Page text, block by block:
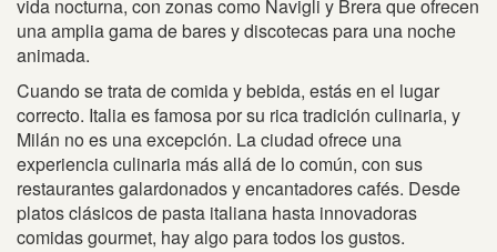
vida nocturna, con zonas como Navigli y Brera que ofrecen
una amplia gama de bares y discotecas para una noche
animada.
Cuando se trata de comida y bebida, estás en el lugar
correcto. Italia es famosa por su rica tradición culinaria, y
Milán no es una excepción. La ciudad ofrece una
experiencia culinaria más allá de lo común, con sus
restaurantes galardonados y encantadores cafés. Desde
platos clásicos de pasta italiana hasta innovadoras
comidas gourmet, hay algo para todos los gustos.